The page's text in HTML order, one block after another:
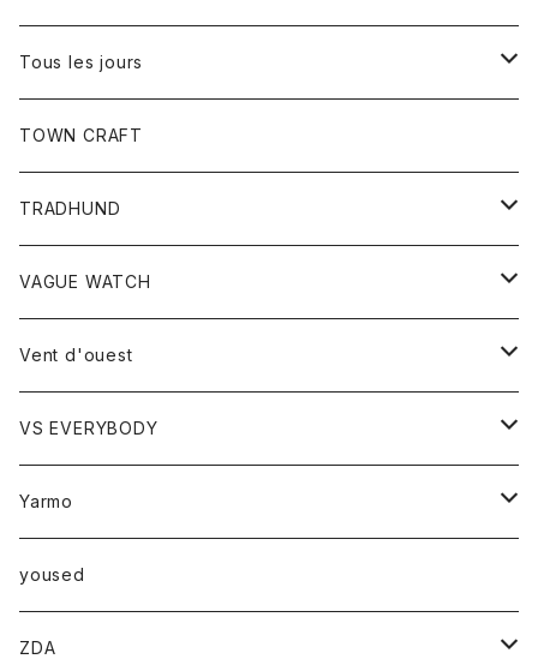
コート
Tシャツ
Tous les jours
トップス
レディース
カットソー
TOWN CRAFT
TRADHUND
セーター
ベスト
VAGUE WATCH
時計
Vent d'ouest
ボトム
スカート
トップス
ベスト
VS EVERYBODY
トップス
Ｔシャツ
Yarmo
アウター
コート
小物
yoused
ZDA